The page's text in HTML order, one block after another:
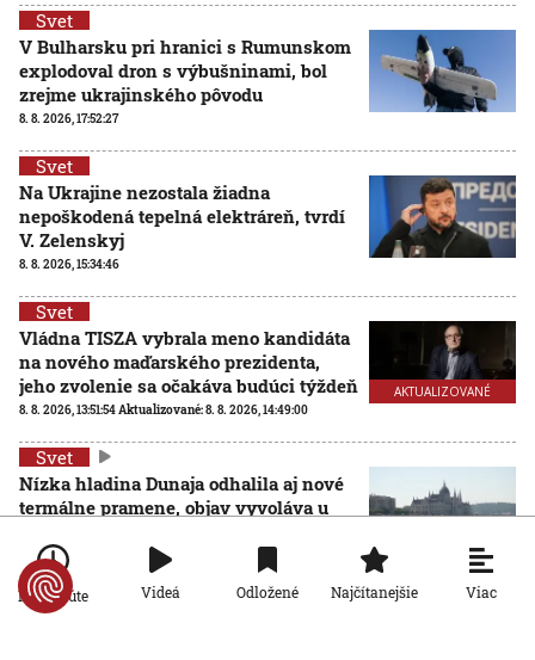
Svet
V Bulharsku pri hranici s Rumunskom
explodoval dron s výbušninami, bol
zrejme ukrajinského pôvodu
8. 8. 2026, 17:52:27
Svet
Na Ukrajine nezostala žiadna
nepoškodená tepelná elektráreň, tvrdí
V. Zelenskyj
8. 8. 2026, 15:34:46
AKTUALIZOVANÉ
Svet
Vládna TISZA vybrala meno kandidáta
na nového maďarského prezidenta,
jeho zvolenie sa očakáva budúci týždeň
8. 8. 2026, 13:51:54Aktualizované:8. 8. 2026, 14:49:00
Svet
Nízka hladina Dunaja odhalila aj nové
termálne pramene, objav vyvoláva u
8. 8. 2026, 11:30:31
Po minúte Videá Odložené Najčítanejšie Viac